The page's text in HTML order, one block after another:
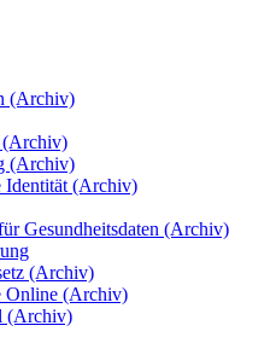
(Archiv)
(Archiv)
(Archiv)
Identität (Archiv)
Gesundheitsdaten (Archiv)
(Archiv)
Online (Archiv)
(Archiv)